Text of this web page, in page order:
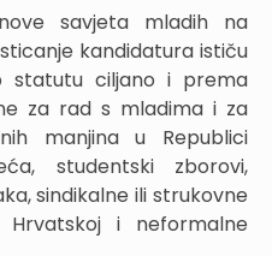
savjeta mladih na
kandidatura ističu
statutu ciljano i prema
za rad s mladima i za
manjina u Republici
studentski zborovi,
sindikalne ili strukovne
Hrvatskoj i neformalne